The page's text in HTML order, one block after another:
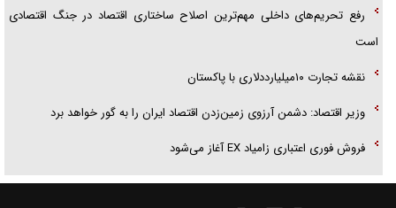
رفع تحریم‌های داخلی مهم‌ترین اصلاح ساختاری اقتصاد در جنگ اقتصادی
است
نقشه تجارت ۱۰میلیارددلاری با پاکستان
وزیر اقتصاد: دشمن آرزوی زمین‌زدن اقتصاد ایران را به گور خواهد برد
فروش فوری اعتباری زامیاد EX آغاز می‌شود